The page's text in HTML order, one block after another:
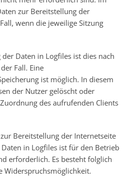
zur Bereitstellung der
wenn die jeweilige Sitzung
Daten in Logfiles ist dies nach
Fall. Eine
ist möglich. In diesem
der Nutzer gelöscht oder
des aufrufenden Clients
Bereitstellung der Internetseite
in Logfiles ist für den Betrieb
erforderlich. Es besteht folglich
Widerspruchsmöglichkeit.